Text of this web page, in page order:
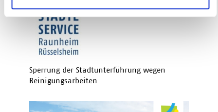
Sperrung der Stadtunterführung wegen
Reinigungsarbeiten